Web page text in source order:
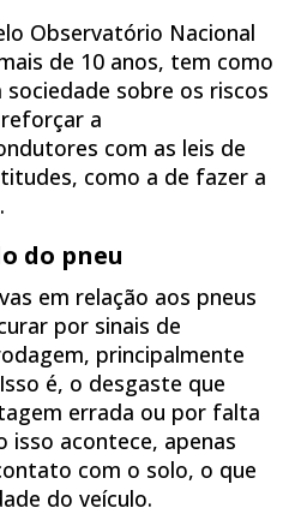
Observatório Nacional
de 10 anos, tem como
sobre os riscos
a
com as leis de
como a de fazer a
do pneu
em relação aos pneus
por sinais de
principalmente
é, o desgaste que
errada ou por falta
isso acontece, apenas
com o solo, o que
do veículo.